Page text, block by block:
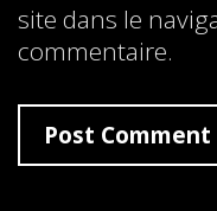
site dans le
commentaire.